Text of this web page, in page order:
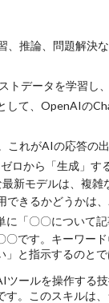
、推論、問題解決
トデータを学習し
して、OpenAIの
れがAIの応答の出
ロから「生成」す
新モデルは、複
きるかどうかは、
「〇〇について
です。キーワー
と指示するのと
ールを操作する
。このスキルは